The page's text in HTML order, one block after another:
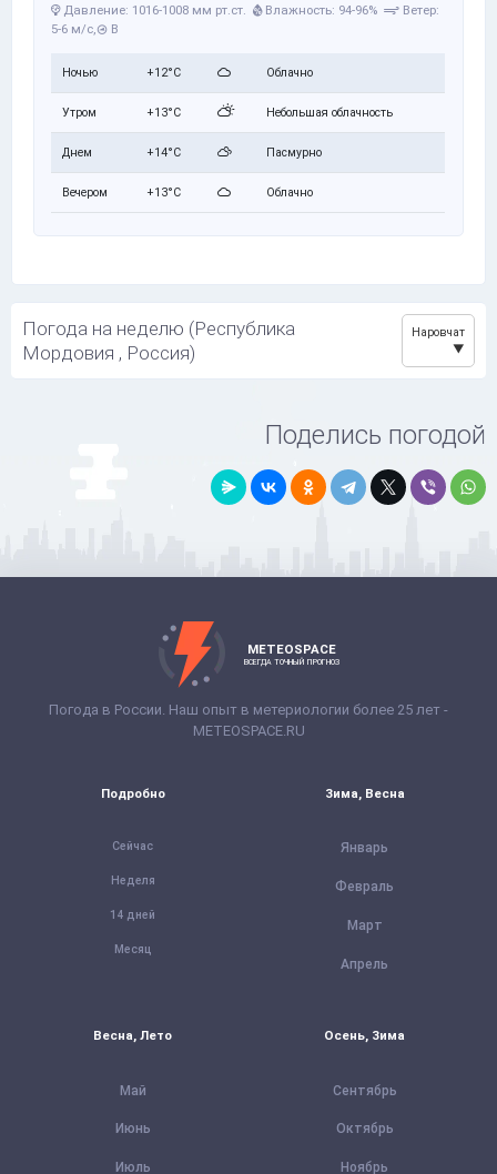
Давление: 1016-1008 мм рт.ст. Влажность: 94-96%
Ветер:
5-6 м/с,
В
Ночью +12°C Облачно
Утром +13°C Небольшая облачность
Днем +14°C Пасмурно
Вечером +13°C Облачно
Погода на неделю (Республика
Мордовия , Россия)
Наровчат
Поделись погодой
METEOSPACE
ВСЕГДА ТОЧНЫЙ ПРОГНОЗ
Погода в России. Наш опыт в метериологии более 25 лет -
METEOSPACE.RU
Подробно
Сейчас
Неделя
14 дней
Месяц
Зима, Весна
Январь
Февраль
Март
Апрель
Весна, Лето
Май
Июнь
Июль
Осень, Зима
Сентябрь
Октябрь
Ноябрь